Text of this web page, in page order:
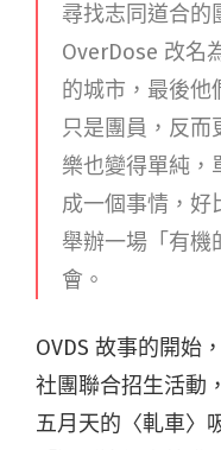
尋找志同道合的
OverDose 改名
的城市，最後他
只是團員，反而
樂也變得單純，
成一個事情 ，
舉辦一場「有機
會。
OVDS 故事的開始
社團聯合招生活動
五月天的〈軋車〉